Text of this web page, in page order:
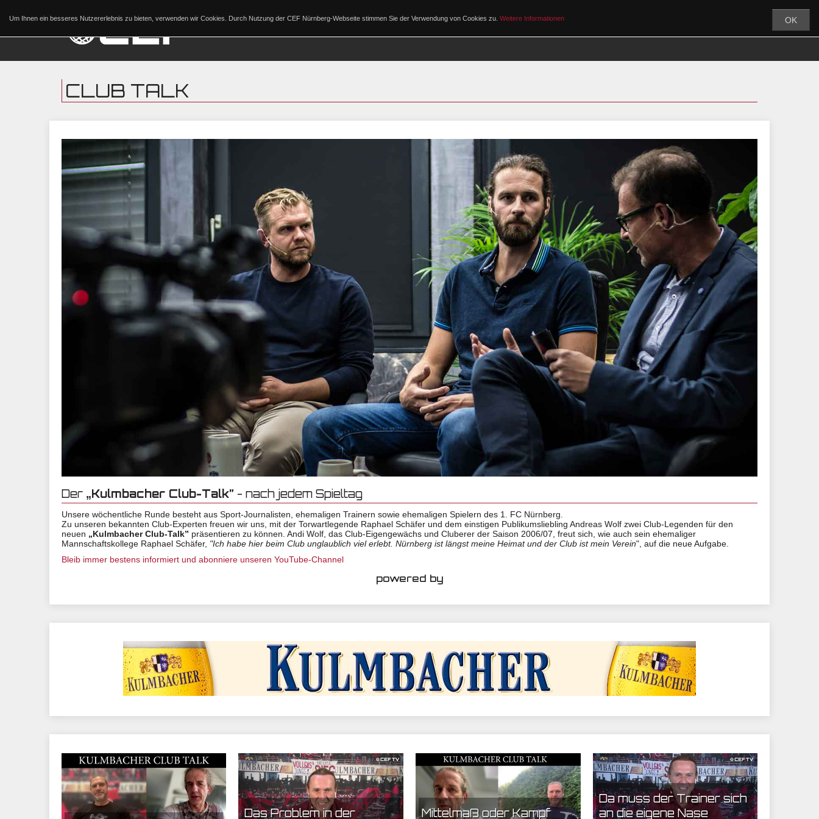
Um Ihnen ein besseres Nutzererlebnis zu bieten, verwenden wir Cookies. Durch Nutzung der CEF Nürnberg-Webseite stimmen Sie der Verwendung von Cookies zu. Weitere Informationen OK
CLUB TALK
Der „Kulmbacher Club-Talk” - nach jedem Spieltag
Unsere wöchentliche Runde besteht aus Sport-Journalisten, ehemaligen Trainern sowie ehemaligen Spielern des 1. FC Nürnberg.
Zu unseren bekannten Club-Experten freuen wir uns, mit der Torwartlegende Raphael Schäfer und dem einstigen Publikumsliebling Andreas Wolf zwei Club-Legenden für den
neuen „Kulmbacher Club-Talk” präsentieren zu können. Andi Wolf, das Club-Eigengewächs und Cluberer der Saison 2006/07, freut sich, wie auch sein ehemaliger
Mannschaftskollege Raphael Schäfer, "Ich habe hier beim Club unglaublich viel erlebt. Nürnberg ist längst meine Heimat und der Club ist mein Verein", auf die neue Aufgabe.
Bleib immer bestens informiert und abonniere unseren YouTube-Channel
powered by
Das Problem in der
Mittelmaß oder Kampf
Da muss der Trainer sich
an die eigene Nase